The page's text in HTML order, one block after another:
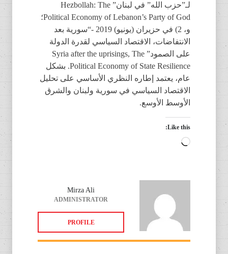
لـ”حزب الله” في لبنان” Hezbollah: The
Political Economy of Lebanon’s Party of God؛
و، 2) في حزيران (يونيو) 2019 -“سورية بعد
الانتفاضات، الاقتصاد السياسي لقدرة الدولة
على الصمود” Syria after the uprisings, The
Political Economy of State Resilience. بشكل
عام، يعتمد إطاره النظري الأساسي على تحليل
الاقتصاد السياسي في سورية ولبنان والشرق
الأوسط الأوسع.
Like this:
Loading…
Mirza Ali
ADMINISTRATOR
PROFILE